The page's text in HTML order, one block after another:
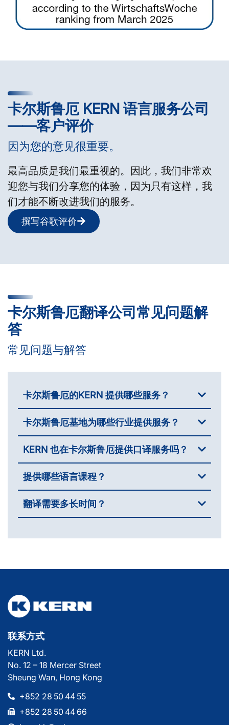
卡尔斯鲁厄 KERN 语言服务公司
——客户评价
因为您的意见很重要。
最高品质是我们最重视的。因此，我们非常欢
迎您与我们分享您的体验，因为只有这样，我
们才能不断改进我们的服务。
撰写谷歌评价
卡尔斯鲁厄翻译公司常见问题解
答
常见问题与解答
卡尔斯鲁厄的KERN 提供哪些服务？
卡尔斯鲁厄基地为哪些行业提供服务？
KERN 也在卡尔斯鲁厄提供口译服务吗？
提供哪些语言课程？
翻译需要多长时间？
联系方式
KERN Ltd.
No. 12 – 18 Mercer Street
Sheung Wan, Hong Kong
+852 28 50 44 55
+852 28 50 44 66